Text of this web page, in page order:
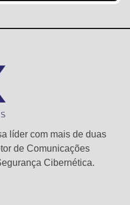
líder com mais de duas
de Comunicações
Cibernética.